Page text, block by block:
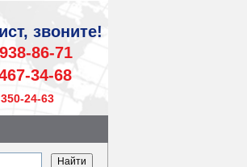
звоните!
938-86-71
34-68
24-63